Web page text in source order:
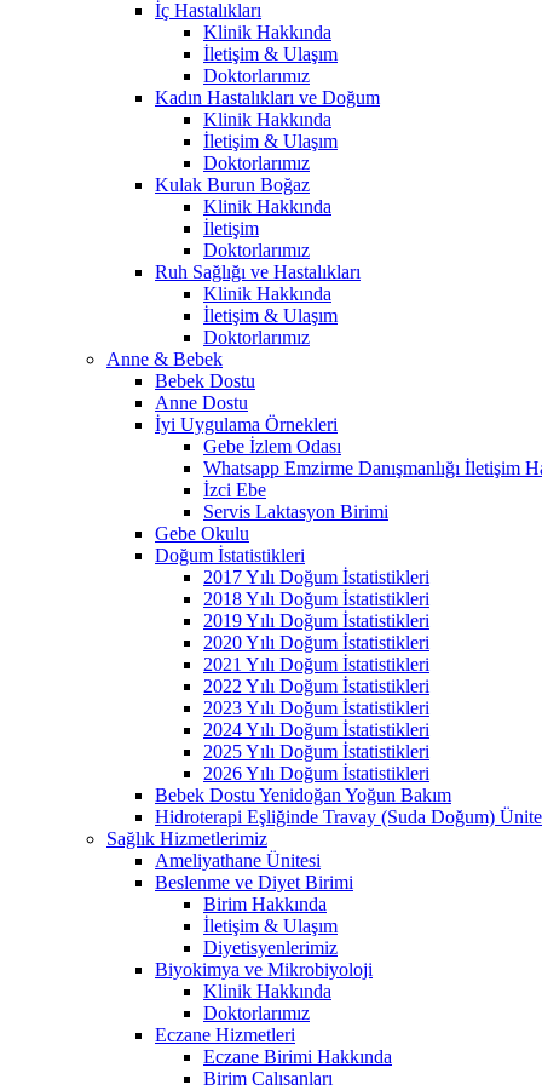
İç Hastalıkları
Klinik Hakkında
İletişim & Ulaşım
Doktorlarımız
Kadın Hastalıkları ve Doğum
Klinik Hakkında
İletişim & Ulaşım
Doktorlarımız
Kulak Burun Boğaz
Klinik Hakkında
İletişim
Doktorlarımız
Ruh Sağlığı ve Hastalıkları
Klinik Hakkında
İletişim & Ulaşım
Doktorlarımız
Anne & Bebek
Bebek Dostu
Anne Dostu
İyi Uygulama Örnekleri
Gebe İzlem Odası
Whatsapp Emzirme Danışmanlığı İletişim
İzci Ebe
Servis Laktasyon Birimi
Gebe Okulu
Doğum İstatistikleri
2017 Yılı Doğum İstatistikleri
2018 Yılı Doğum İstatistikleri
2019 Yılı Doğum İstatistikleri
2020 Yılı Doğum İstatistikleri
2021 Yılı Doğum İstatistikleri
2022 Yılı Doğum İstatistikleri
2023 Yılı Doğum İstatistikleri
2024 Yılı Doğum İstatistikleri
2025 Yılı Doğum İstatistikleri
2026 Yılı Doğum İstatistikleri
Bebek Dostu Yenidoğan Yoğun Bakım
Hidroterapi Eşliğinde Travay (Suda Doğum)
Sağlık Hizmetlerimiz
Ameliyathane Ünitesi
Beslenme ve Diyet Birimi
Birim Hakkında
İletişim & Ulaşım
Diyetisyenlerimiz
Biyokimya ve Mikrobiyoloji
Klinik Hakkında
Doktorlarımız
Eczane Hizmetleri
Eczane Birimi Hakkında
Birim Çalışanları